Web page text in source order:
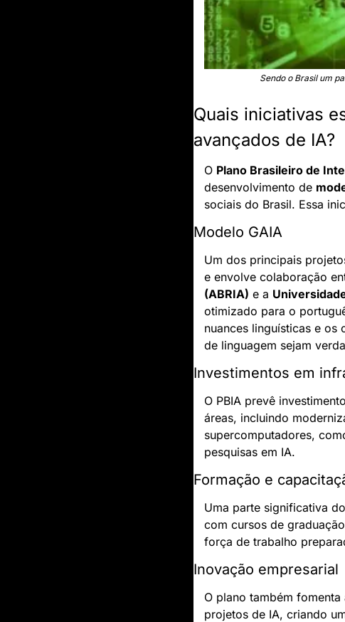
Sendo o Brasil um
Quais iniciativas
avançados de IA?
O Plano Brasileiro de
desenvolvimento de
sociais do Brasil. Essa
Modelo GAIA
Um dos principais
e envolve colaboração
(ABRIA) e a
otimizado para o
nuances linguísticas e
de linguagem sejam
Investimentos em
O PBIA prevê
áreas, incluindo
supercomputadores,
pesquisas em IA.
Formação e
Uma parte significativa
com cursos de
força de trabalho
Inovação empresarial
O plano também
projetos de IA, criando